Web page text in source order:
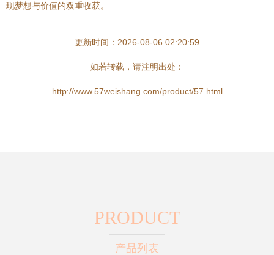
现梦想与价值的双重收获。
更新时间：2026-08-06 02:20:59
如若转载，请注明出处：
http://www.57weishang.com/product/57.html
PRODUCT
产品列表